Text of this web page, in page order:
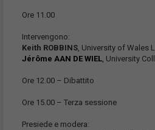
Ore 11.00
Intervengono:
Keith ROBBINS, University of Wales
Jérôme AAN DE WIEL, University
Ore 12.00 – Dibattito
Ore 15.00 – Terza sessione
Presiede e modera: